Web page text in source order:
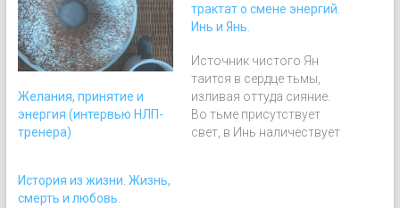
Желания, принятие и
энергия (интервью НЛП-
тренера)
трактат о смене энергий.
Инь и Янь.
Источник чистого Ян
таится в сердце тьмы,
изливая оттуда сияние.
Во тьме присутствует
свет, в Инь наличествует
История из жизни. Жизнь,
смерть и любовь.